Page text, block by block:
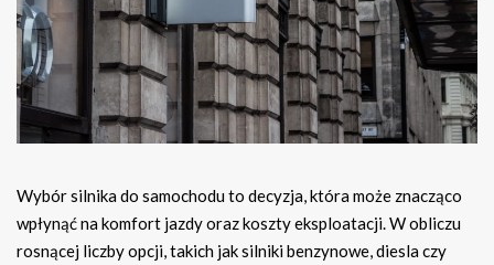
Wybór silnika do samochodu to decyzja, która może znacząco
wpłynąć na komfort jazdy oraz koszty eksploatacji. W obliczu
rosnącej liczby opcji, takich jak silniki benzynowe, diesla czy